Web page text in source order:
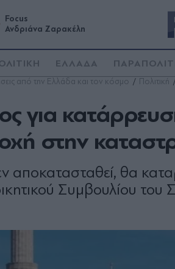
Focus
Ανδριάνα Ζαρακέλη
ΕΛΛΑΔΑ
από την Ελλάδα και τον κόσμο Πολιτική
για
στην
αποκατασταθεί, θα
Συμβουλίου του